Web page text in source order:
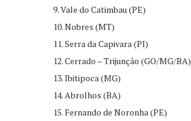
9. Vale do Catimbau (PE)
10. Nobres (MT)
11. Serra da Capivara (PI)
12. Cerrado – Trijunção (GO/MG/BA)
13. Ibitipoca (MG)
14. Abrolhos (BA)
15. Fernando de Noronha (PE)